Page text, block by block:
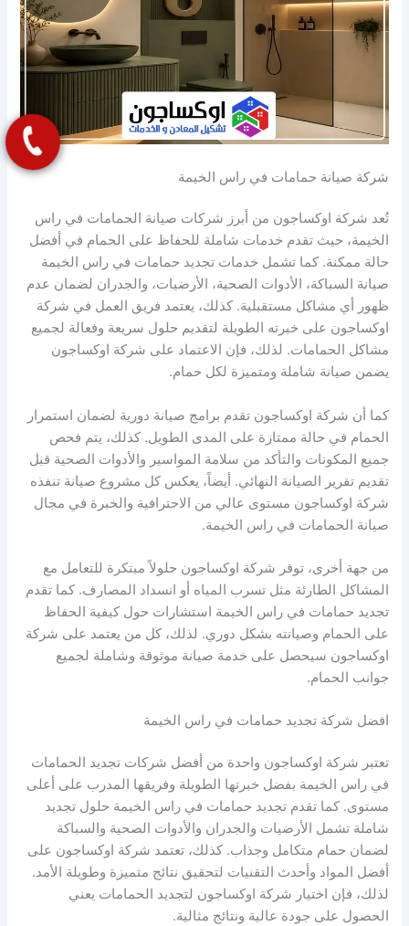
شركة صيانة حمامات في راس الخيمة
تُعد شركة اوكساجون من أبرز شركات صيانة الحمامات في راس
الخيمة، حيث تقدم خدمات شاملة للحفاظ على الحمام في أفضل
حالة ممكنة. كما تشمل خدمات تجديد حمامات في راس الخيمة
صيانة السباكة، الأدوات الصحية، الأرضيات، والجدران لضمان عدم
ظهور أي مشاكل مستقبلية. كذلك، يعتمد فريق العمل في شركة
اوكساجون على خبرته الطويلة لتقديم حلول سريعة وفعالة لجميع
مشاكل الحمامات. لذلك، فإن الاعتماد على شركة اوكساجون
يضمن صيانة شاملة ومتميزة لكل حمام.
كما أن شركة اوكساجون تقدم برامج صيانة دورية لضمان استمرار
الحمام في حالة ممتازة على المدى الطويل. كذلك، يتم فحص
جميع المكونات والتأكد من سلامة المواسير والأدوات الصحية قبل
تقديم تقرير الصيانة النهائي. أيضاً، يعكس كل مشروع صيانة تنفذه
شركة اوكساجون مستوى عالي من الاحترافية والخبرة في مجال
صيانة الحمامات في راس الخيمة.
من جهة أخرى، توفر شركة اوكساجون حلولاً مبتكرة للتعامل مع
المشاكل الطارئة مثل تسرب المياه أو انسداد المصارف. كما تقدم
تجديد حمامات في راس الخيمة استشارات حول كيفية الحفاظ
على الحمام وصيانته بشكل دوري. لذلك، كل من يعتمد على شركة
اوكساجون سيحصل على خدمة صيانة موثوقة وشاملة لجميع
جوانب الحمام.
افضل شركة تجديد حمامات في راس الخيمة
تعتبر شركة اوكساجون واحدة من أفضل شركات تجديد الحمامات
في راس الخيمة بفضل خبرتها الطويلة وفريقها المدرب على أعلى
مستوى. كما تقدم تجديد حمامات في راس الخيمة حلول تجديد
شاملة تشمل الأرضيات والجدران والأدوات الصحية والسباكة
لضمان حمام متكامل وجذاب. كذلك، تعتمد شركة اوكساجون على
أفضل المواد وأحدث التقنيات لتحقيق نتائج متميزة وطويلة الأمد.
لذلك، فإن اختيار شركة اوكساجون لتجديد الحمامات يعني
الحصول على جودة عالية ونتائج مثالية.